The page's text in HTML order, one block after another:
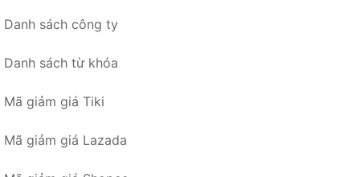
Danh sách công ty
Danh sách từ khóa
Mã giảm giá Tiki
Mã giảm giá Lazada